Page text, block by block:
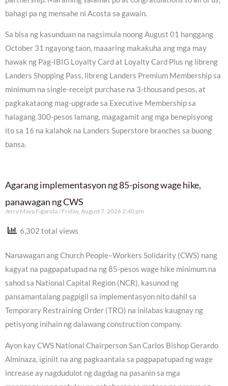
bahagi pa ng mensahe ni Acosta sa gawain.
Sa bisa ng kasunduan na nagsimula noong August 01 hanggang
October 31 ngayong taon, maaaring makakuha ang mga may
hawak ng Pag-IBIG Loyalty Card at Loyalty Card Plus ng libreng
Landers Shopping Pass, libreng Landers Premium Membership sa
minimum na single-receipt purchase na 3-thousand pesos, at
pagkakataong mag-upgrade sa Executive Membership sa
halagang 300-pesos lamang, magagamit ang mga benepisyong
ito sa 16 na kalahok na Landers Superstore branches sa buong
bansa.
Agarang implementasyon ng 85-pisong wage hike,
panawagan ng CWS
Jerry Maya Figarola Friday, August 7, 2026 2:40 pm
6,302 total views
Nanawagan ang Church People–Workers Solidarity (CWS) nang
kagyat na pagpapatupad na ng 85-pesos wage hike minimum na
sahod sa National Capital Region (NCR), kasunod ng
pansamantalang pagpigil sa implementasyon nito dahil sa
Temporary Restraining Order (TRO) na inilabas kaugnay ng
petisyong inihain ng dalawang construction company.
Ayon kay CWS National Chairperson San Carlos Bishop Gerardo
Alminaza, iginiit na ang pagkaantala sa pagpapatupad ng wage
increase ay nagdudulot ng dagdag na pasanin sa mga